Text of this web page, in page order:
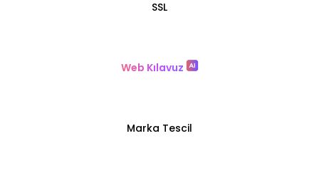
SSL
Web Kılavuz
Marka Tescil